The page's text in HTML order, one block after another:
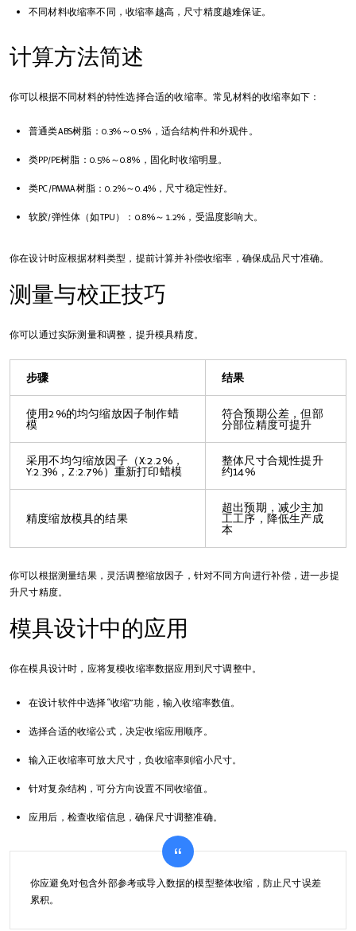
不同材料收缩率不同，收缩率越高，尺寸精度越难保证。
计算方法简述
你可以根据不同材料的特性选择合适的收缩率。常见材料的收缩率如下：
普通类ABS树脂：0.3%～0.5%，适合结构件和外观件。
类PP/PE树脂：0.5%～0.8%，固化时收缩明显。
类PC/PMMA树脂：0.2%～0.4%，尺寸稳定性好。
软胶/弹性体（如TPU）：0.8%～1.2%，受温度影响大。
你在设计时应根据材料类型，提前计算并补偿收缩率，确保成品尺寸准确。
测量与校正技巧
你可以通过实际测量和调整，提升模具精度。
步骤 结果
使用2%的均匀缩放因子制作蜡
模
符合预期公差，但部
分部位精度可提升
采用不均匀缩放因子（X:2.2%，
Y:2.3%，Z:2.7%）重新打印蜡模
整体尺寸合规性提升
约14%
精度缩放模具的结果
超出预期，减少主加
工工序，降低生产成
本
你可以根据测量结果，灵活调整缩放因子，针对不同方向进行补偿，进一步提
升尺寸精度。
模具设计中的应用
你在模具设计时，应将复模收缩率数据应用到尺寸调整中。
在设计软件中选择“收缩”功能，输入收缩率数值。
选择合适的收缩公式，决定收缩应用顺序。
输入正收缩率可放大尺寸，负收缩率则缩小尺寸。
针对复杂结构，可分方向设置不同收缩值。
应用后，检查收缩信息，确保尺寸调整准确。
你应避免对包含外部参考或导入数据的模型整体收缩，防止尺寸误差
累积。